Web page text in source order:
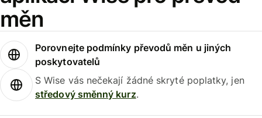
měn
Porovnejte podmínky převodů měn u jiných
poskytovatelů
S Wise vás nečekají žádné skryté poplatky, jen
středový směnný kurz.